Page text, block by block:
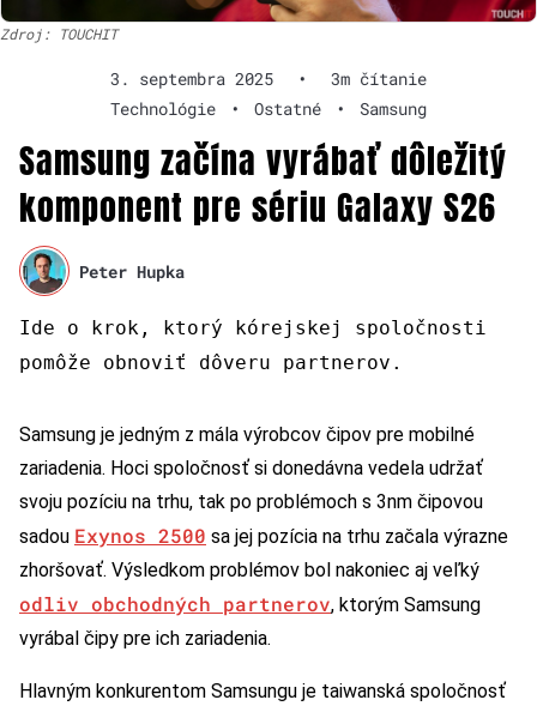
Zdroj: TOUCHIT
3. septembra 2025 •
3m čítanie
Technológie
• Ostatné • Samsung
Samsung začína vyrábať dôležitý
komponent pre sériu Galaxy S26
Peter Hupka
Ide o krok, ktorý kórejskej spoločnosti
pomôže obnoviť dôveru partnerov.
Samsung je jedným z mála výrobcov čipov pre mobilné
zariadenia. Hoci spoločnosť si donedávna vedela udržať
svoju pozíciu na trhu, tak po problémoch s 3nm čipovou
sadou Exynos 2500 sa jej pozícia na trhu začala výrazne
zhoršovať. Výsledkom problémov bol nakoniec aj veľký
odliv obchodných partnerov, ktorým Samsung
vyrábal čipy pre ich zariadenia.
Hlavným konkurentom Samsungu je taiwanská spoločnosť